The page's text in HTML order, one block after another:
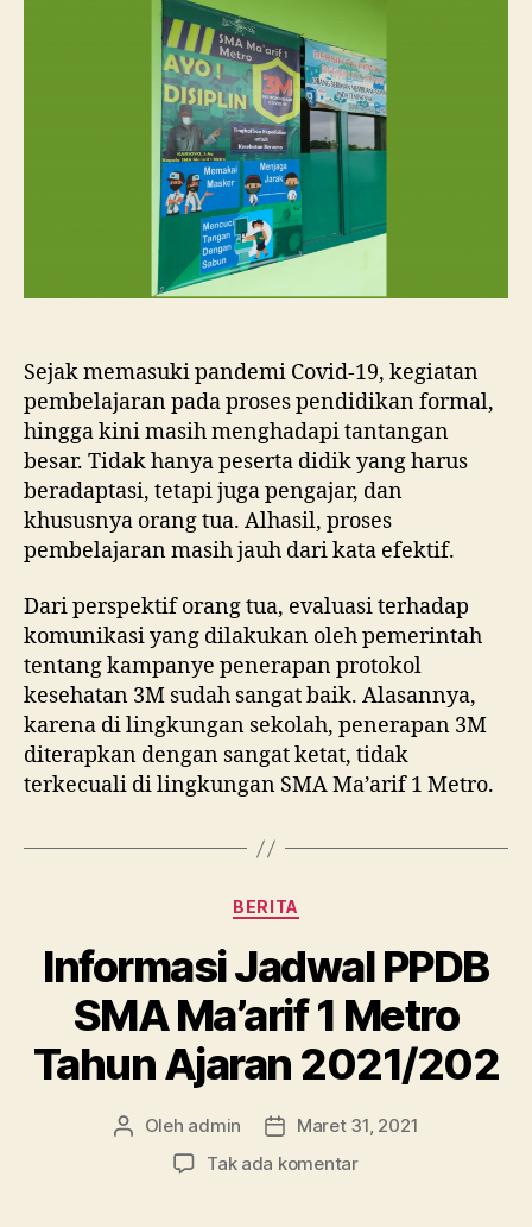
Sekolah
Sejak memasuki pandemi Covid-19, kegiatan
pembelajaran pada proses pendidikan formal,
hingga kini masih menghadapi tantangan
besar. Tidak hanya peserta didik yang harus
beradaptasi, tetapi juga pengajar, dan
khususnya orang tua. Alhasil, proses
pembelajaran masih jauh dari kata efektif.
Dari perspektif orang tua, evaluasi terhadap
komunikasi yang dilakukan oleh pemerintah
tentang kampanye penerapan protokol
kesehatan 3M sudah sangat baik. Alasannya,
karena di lingkungan sekolah, penerapan 3M
diterapkan dengan sangat ketat, tidak
terkecuali di lingkungan SMA Ma’arif 1 Metro.
Kategori
BERITA
Informasi Jadwal PPDB
SMA Ma’arif 1 Metro
Tahun Ajaran 2021/202
Penulis
artikel
Oleh admin
Tanggal
artikel
Maret 31, 2021
Tak ada komentarpada